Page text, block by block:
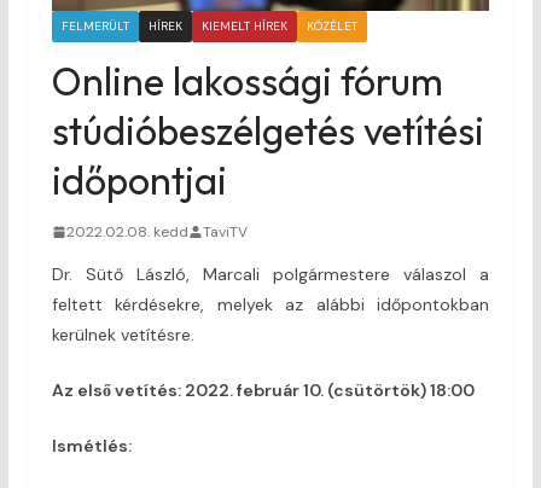
FELMERÜLT HÍREK KIEMELT HÍREK KÖZÉLET
Online lakossági fórum
stúdióbeszélgetés vetítési
időpontjai
2022.02.08. kedd TaviTV
Dr. Sütő László, Marcali polgármestere válaszol a
feltett kérdésekre, melyek az alábbi időpontokban
kerülnek vetítésre.
Az első vetítés: 2022. február 10. (csütörtök) 18:00
Ismétlés: